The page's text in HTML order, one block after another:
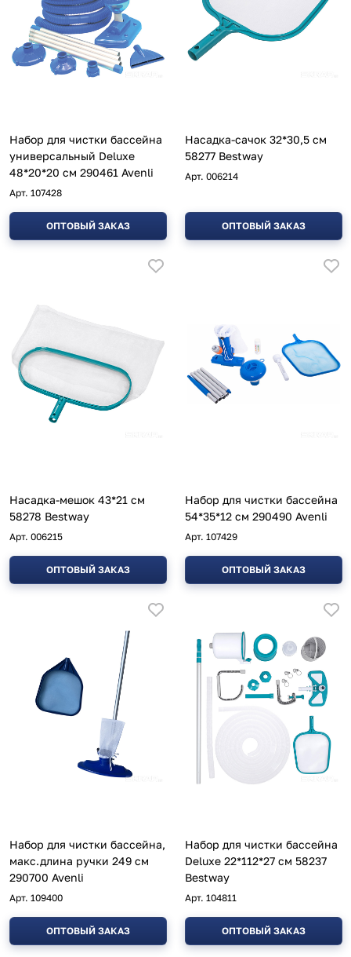
Набор для чистки бассейна
универсальный Deluxe
48*20*20 см 290461 Avenli
Арт. 107428
ОПТОВЫЙ ЗАКАЗ
Насадка-сачок 32*30,5 см
58277 Bestway
Арт. 006214
ОПТОВЫЙ ЗАКАЗ
Насадка-мешок 43*21 см
58278 Bestway
Арт. 006215
ОПТОВЫЙ ЗАКАЗ
Набор для чистки бассейна
54*35*12 см 290490 Avenli
Арт. 107429
ОПТОВЫЙ ЗАКАЗ
Набор для чистки бассейна,
макс.длина ручки 249 см
290700 Avenli
Арт. 109400
ОПТОВЫЙ ЗАКАЗ
Набор для чистки бассейна
Deluxe 22*112*27 см 58237
Bestway
Арт. 104811
ОПТОВЫЙ ЗАКАЗ